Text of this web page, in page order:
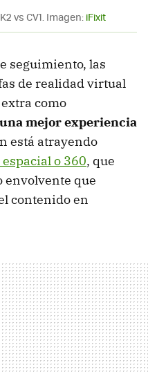
vs CV1. Imagen: iFixit
seguimiento, las
de realidad virtual
como
mejor experiencia
está atrayendo
o 360, que
envolvente que
contenido en